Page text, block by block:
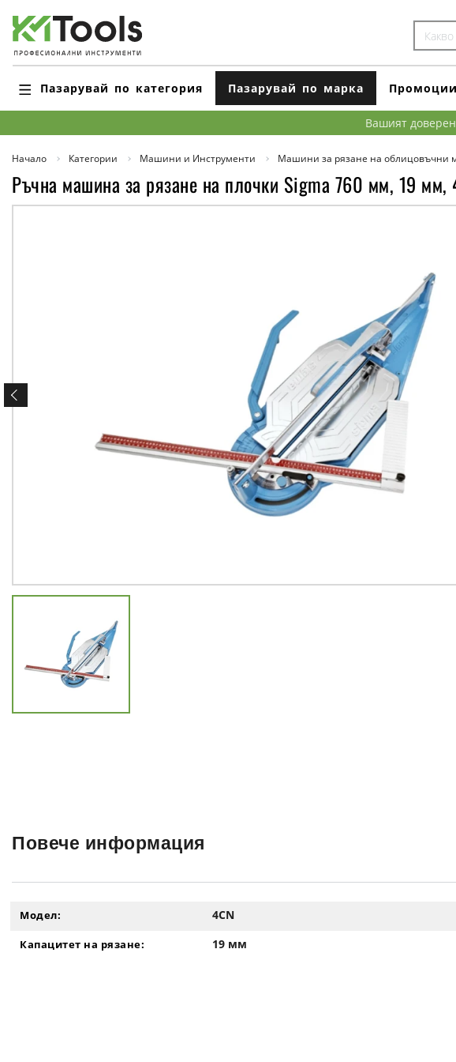
Пазарувай по категория Пазарувай по марка Промоции
Вашият
Начало Категории Машини и Инструменти Машини за рязане на облицовъчни
Ръчна машина за рязане на плочки Sigma 760 мм, 19 мм,
Повече информация
Модел: 4CN
Капацитет на рязане: 19 мм